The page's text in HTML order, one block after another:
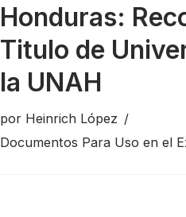
Honduras:
Titulo de
la UNAH
por Heinrich López
Documentos Para Uso en el